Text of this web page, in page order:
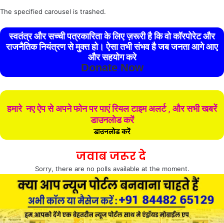
The specified carousel is trashed.
स्वतंत्र और सच्ची पत्रकारिता के लिए ज़रूरी है कि वो कॉरपोरेट और
राजनैतिक नियंत्रण से मुक्त हो। ऐसा तभी संभव है जब जनता आगे आए
और सहयोग करे
Donate Now
हमारे नए ऐप से अपने फोन पर पाएं रियल टाइम अलर्ट , और सभी खबरें
डाउनलोड करें
डाउनलोड करें
जवाब जरूर दे
Sorry, there are no polls available at the moment.